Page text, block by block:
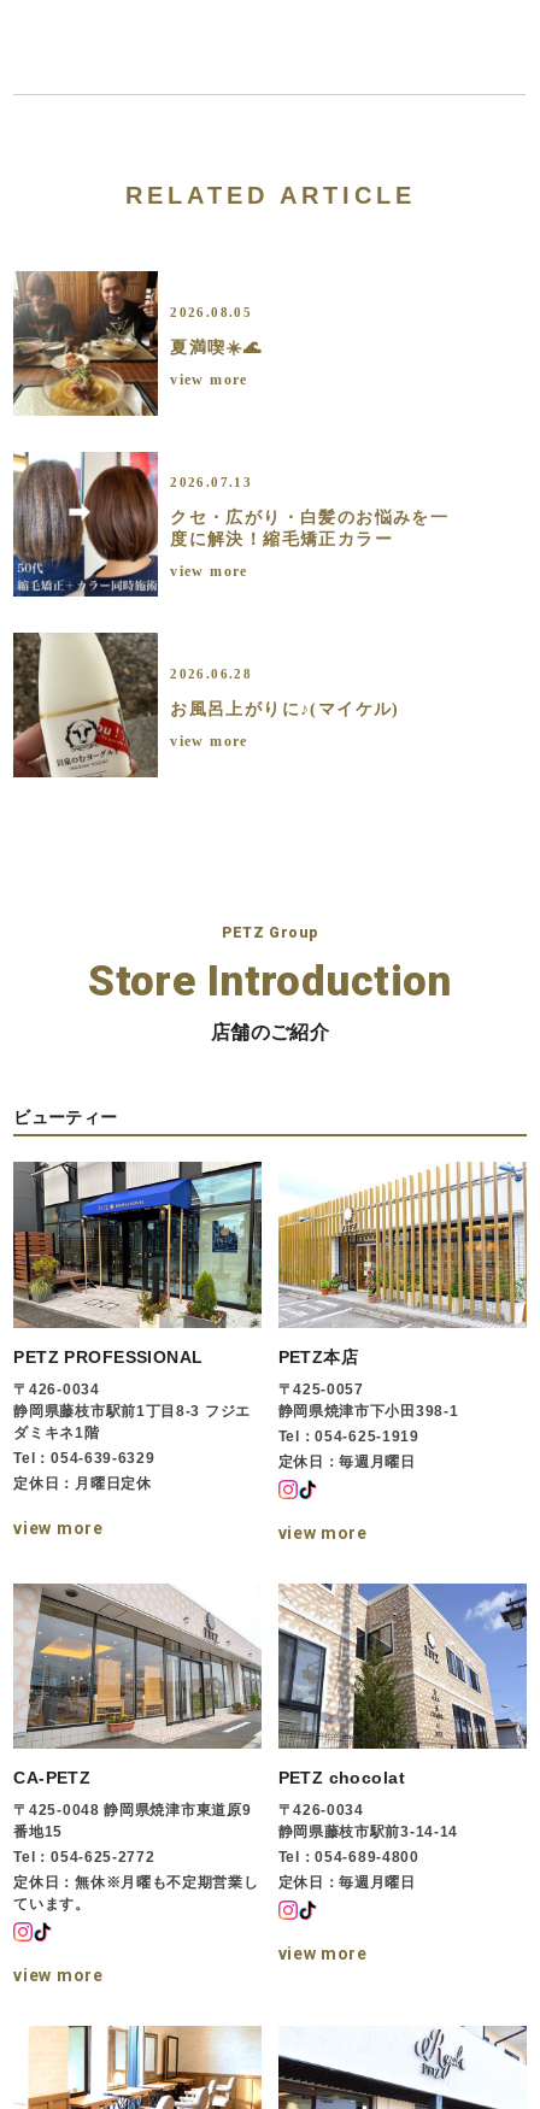
RELATED ARTICLE
2026.08.05
夏満喫☀️🌊
view more
2026.07.13
クセ・広がり・白髪のお悩みを一
度に解決！縮毛矯正カラー
view more
2026.06.28
お風呂上がりに♪(マイケル)
view more
PETZ Group
Store Introduction
店舗のご紹介
ビューティー
PETZ PROFESSIONAL
〒426-0034
静岡県藤枝市駅前1丁目8-3 フジエ
ダミキネ1階
Tel：054-639-6329
定休日：月曜日定休
view more
PETZ本店
〒425-0057
静岡県焼津市下小田398-1
Tel：054-625-1919
定休日：毎週月曜日
view more
CA-PETZ
〒425-0048 静岡県焼津市東道原9
番地15
Tel：054-625-2772
定休日：無休※月曜も不定期営業し
ています。
view more
PETZ chocolat
〒426-0034
静岡県藤枝市駅前3-14-14
Tel：054-689-4800
定休日：毎週月曜日
view more